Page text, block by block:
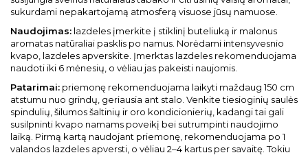
sukurdami nepakartojamą atmosferą visuose jūsų namuose.
Naudojimas: lazdeles įmerkite į stiklinį buteliuką ir malonus
aromatas natūraliai pasklis po namus. Norėdami intensyvesnio
kvapo, lazdeles apverskite. Įmerktas lazdeles rekomenduojama
naudoti iki 6 mėnesių, o vėliau jas pakeisti naujomis.
Patarimai: priemonę rekomenduojama laikyti maždaug 150 cm
atstumu nuo grindų, geriausia ant stalo. Venkite tiesioginių saulės
spindulių, šilumos šaltinių ir oro kondicionierių, kadangi tai gali
susilpninti kvapo namams poveikį bei sutrumpinti naudojimo
laiką. Pirmą kartą naudojant priemonę, rekomenduojama po 1
valandos lazdeles apversti, o vėliau 2–4 kartus per savaitę. Tokiu